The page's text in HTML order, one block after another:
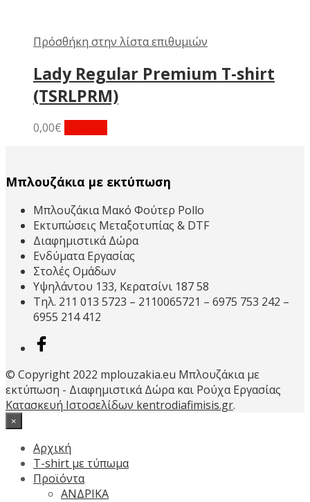
Πρόσθήκη στην λίστα επιθυμιών
Lady Regular Premium T-shirt
(TSRLPRM)
0,00€
πολλαπλές
παραλλαγές.
Οι
επιλογές
μπορούν
να
επιλεγούν
στη
σελίδα
Μπλουζάκια με εκτύπωση
Μπλουζάκια Μακό Φούτερ Pollo
Εκτυπώσεις Μεταξοτυπίας & DTF
Διαφημιστικά Δώρα
Ενδύματα Εργασίας
Στολές Ομάδων
Υψηλάντου 133, Κερατσίνι 187 58
Τηλ. 211 013 5723 – 2110065721 – 6975 753 242 –
6955 214 412
© Copyright 2022 mplouzakia.eu Μπλουζάκια με
εκτύπωση - Διαφημιστικά Δώρα και Ρούχα Εργασίας
Κατασκευή Ιστοσελίδων kentrodiafimisis.gr.
×
Αρχική
T-shirt με τύπωμα
Προϊόντα
ΑΝΔΡΙΚΑ